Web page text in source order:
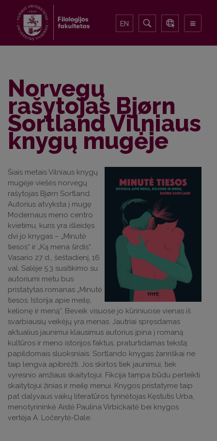
EN
Norvegų
rašytojas Bjørn
Sortland Vilniaus
knygų mugėje
Šiais metais Vilniaus knygų
mugėje viešės norvegų
rašytojas Bjørn Sortland.
Autorius atvyksta į mugę
Modernaus meno centro
kvietimu, kuris yra išleidęs
dvi jo knygas – „Minutė
tiesos“ ir „Ką mena širdis“.
Vasario 27 d., šeštadienį, 16
val. Salėje 5.3 susitikimo su
autoriumi metu bus
pristatytas romanas „Minutė
tiesos. Istorija apie meilę,
kelionę ir meną“. Beveik visuose jo kūriniuose vienas iš
svarbiausių veikėjų yra menas. Jautriai spręsdamas
aktualius jaunimui klausimus autorius įpina į romaną
kultūros ir meno istorijos faktus, praturtidamas tekstą
papildomais sluoksniais. Sortlando knygas žanriškai ne
taip lengva apibrėžti. Jos skirtos tiek jaunimui, tiek
vyresnio amžiaus skaitytojui. Fikcija tampa būdu perteikti
skaitytojui žinias ir meilę menui. Knygos pristatyme taip
pat dalyvaus vaikų literatūros tyrinėtojas Kęstutis Urba,
menotyrininkė Aistė Paulina Virbickaitė bei knygos
vertėja A. Ločerytė-Dale.